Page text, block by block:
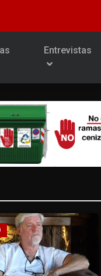
Entrevistas